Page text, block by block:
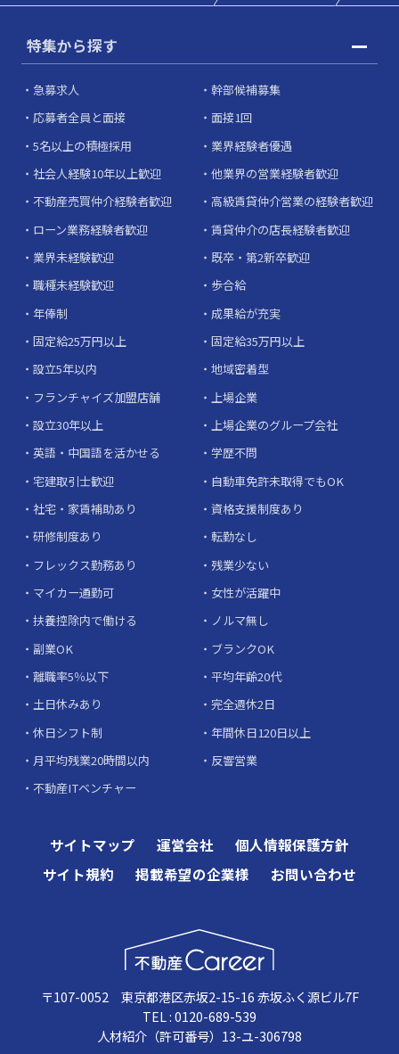
特集から探す
急募求人
幹部候補募集
応募者全員と面接
面接1回
5名以上の積極採用
業界経験者優遇
社会人経験10年以上歓迎
他業界の営業経験者歓迎
不動産売買仲介経験者歓迎
高級賃貸仲介営業の経験者歓迎
ローン業務経験者歓迎
賃貸仲介の店長経験者歓迎
業界未経験歓迎
既卒・第2新卒歓迎
職種未経験歓迎
歩合給
年俸制
成果給が充実
固定給25万円以上
固定給35万円以上
設立5年以内
地域密着型
フランチャイズ加盟店舗
上場企業
設立30年以上
上場企業のグループ会社
英語・中国語を活かせる
学歴不問
宅建取引士歓迎
自動車免許未取得でもOK
社宅・家賃補助あり
資格支援制度あり
研修制度あり
転勤なし
フレックス勤務あり
残業少ない
マイカー通勤可
女性が活躍中
扶養控除内で働ける
ノルマ無し
副業OK
ブランクOK
離職率5％以下
平均年齢20代
土日休みあり
完全週休2日
休日シフト制
年間休日120日以上
月平均残業20時間以内
反響営業
不動産ITベンチャー
サイトマップ 運営会社
個人情報保護方針
サイト規約
掲載希望の企業様 お問い合わせ
〒107-0052 東京都港区赤坂2-15-16 赤坂ふく源ビル7F
TEL : 0120-689-539
人材紹介（許可番号）13-ユ-306798